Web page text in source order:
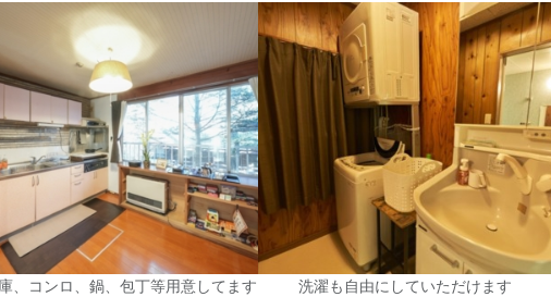
、コンロ、鍋、包丁等用意してます 洗濯も自由にしていただけます